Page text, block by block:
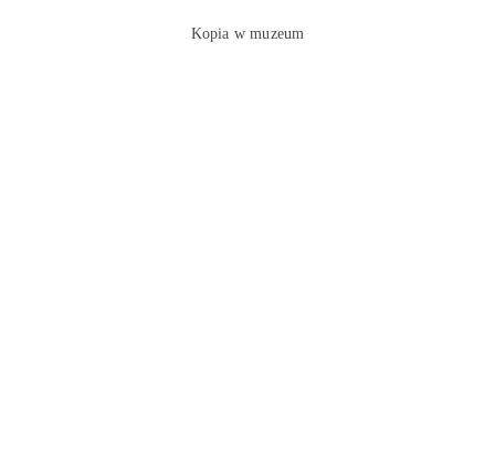
Kopia w muzeum